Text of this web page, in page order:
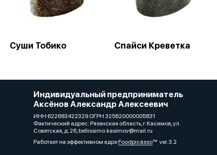
Суши Тобико Спайси Креветка
Индивидуальный предприниматель
Аксёнов Александр Алексеевич
ИНН 622683422329 ОГРН 325620000005831
Фактический адрес: Рязанская область, г. Касимов, ул.
Советская, д. 26, bellissimo.kasimov@mail.ru
Работает на эффективном ядреFoodpicássover. 3.2